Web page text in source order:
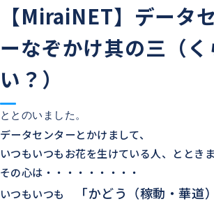
企業情報トップ
電子決済等代行業について
部門紹介
アクセス
サービス
サービストップ
MRS
Mirai DC
BSN(ミライ・ビジネスサポートネットワーク)
ミライネット
七宗町光インターネットサービス
受発注管理アプリ「惣菜EX」
国際標準デジタルインボイス対応「PeppoLink
採用情報
採用情報トップ
ABOUT MIRAI
INTERVIEW
社員ブログ
アクセス
お知らせ
お問い合わせ
プロバイダー・レンタルサーバー代理店
契約約款
他社商標について
【MiraiNET】データ
ーなぞかけ其の三（く
い？）
ととのいました。
データセンターとかけまして、
いつもいつもお花を生けている人、とときま
その心は・・・・・・・・・
いつもいつも
「かどう（稼動・華道）